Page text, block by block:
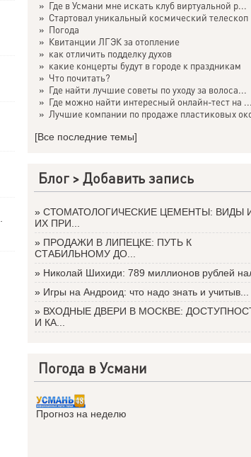
» Где в Усмани мне искать клуб виртуальной р...
» Стартовал уникальный космический телескоп
» Погода
» Квитанции ЛГЭК за отопление
» как отличить подделку духов
» какие концерты будут в городе к праздникам
» Что почитать?
» Где найти лучшие советы по уходу за волоса...
» Где можно найти интересный онлайн-тест на
» Лучшие компании по продаже пластиковых
[Все последние темы]
Блог >Добавить запись
» СТОМАТОЛОГИЧЕСКИЕ ЦЕМЕНТЫ: ВИДЫ
ИХ ПРИ...
» ПРОДАЖИ В ЛИПЕЦКЕ: ПУТЬ К
СТАБИЛЬНОМУ ДО...
» Николай Шихиди: 789 миллионов рублей
» Игры на Андроид: что надо знать и учитыв...
» ВХОДНЫЕ ДВЕРИ В МОСКВЕ:
И КА...
Погода в Усмани
Прогноз на неделю